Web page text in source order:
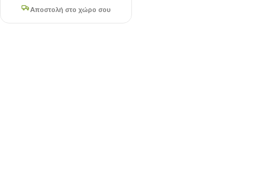
Αποστολή στο χώρο σου